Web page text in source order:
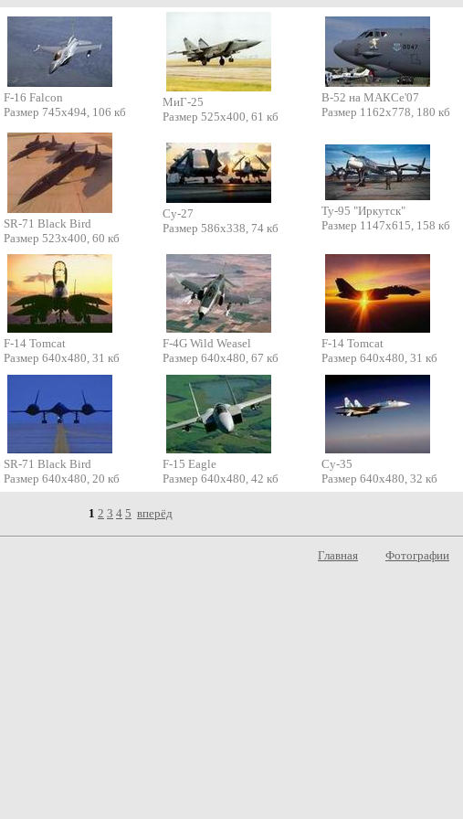
F-16 Falсon
Размер 745х494, 106 кб
МиГ-25
Размер 525х400, 61 кб
B-52 на МАКСе'07
Размер 1162х778, 180 кб
SR-71 Black Bird
Размер 523x400, 60 кб
Су-27
Размер 586х338, 74 кб
Ту-95 "Иркутск"
Размер 1147х615, 158 кб
F-14 Tomcat
Размер 640х480, 31 кб
F-4G Wild Weasel
Размер 640х480, 67 кб
F-14 Tomcat
Размер 640х480, 31 кб
SR-71 Black Bird
Размер 640х480, 20 кб
F-15 Eagle
Размер 640х480, 42 кб
Су-35
Размер 640х480, 32 кб
1 2 3 4 5 вперёд
Главная Фотографии